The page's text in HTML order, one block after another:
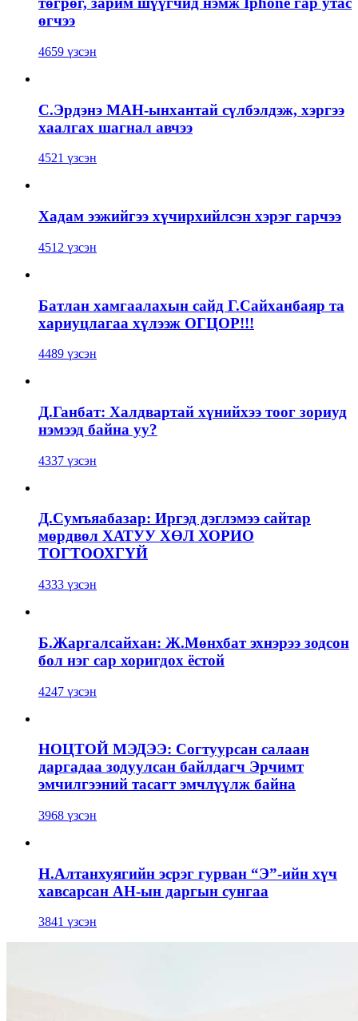
өгчээ
4659 үзсэн
С.Эрдэнэ МАН-ынхантай сүлбэлдэж, хэргээ
хаалгах шагнал авчээ
4521 үзсэн
Хадам ээжийгээ хүчирхийлсэн хэрэг гарчээ
4512 үзсэн
Батлан хамгаалахын сайд Г.Сайханбаяр та
хариуцлагаа хүлээж ОГЦОР!!!
4489 үзсэн
Д.Ганбат: Халдвартай хүнийхээ тоог зориуд
нэмээд байна уу?
4337 үзсэн
Д.Сумъяабазар: Иргэд дэглэмээ сайтар
мөрдвөл ХАТУУ ХӨЛ ХОРИО
ТОГТООХГҮЙ
4333 үзсэн
Б.Жаргалсайхан: Ж.Мөнхбат эхнэрээ зодсон
бол нэг сар хоригдох ёстой
4247 үзсэн
НОЦТОЙ МЭДЭЭ: Согтуурсан салаан
даргадаа зодуулсан байлдагч Эрчимт
эмчилгээний тасагт эмчлүүлж байна
3968 үзсэн
Н.Алтанхуягийн эсрэг гурван “Э”-ийн хүч
хавсарсан АН-ын даргын сунгаа
3841 үзсэн